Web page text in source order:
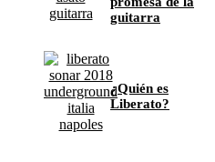
guitarra
¿Quién es
Liberato?